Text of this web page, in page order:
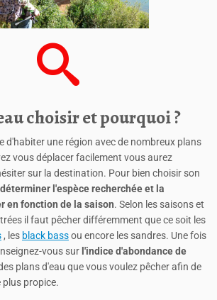
choisir et pourquoi ?
d'habiter une région avec de nombreux plans
vous déplacer facilement vous aurez
sur la destination. Pour bien choisir son
déterminer l'espèce recherchée et la
en fonction de la saison. Selon les saisons et
il faut pêcher différemment que ce soit les
, les black bassou encore les sandres. Une fois
vous sur l'indice d'abondance de
plans d'eau que vous voulez pêcher afin de
plus propice.